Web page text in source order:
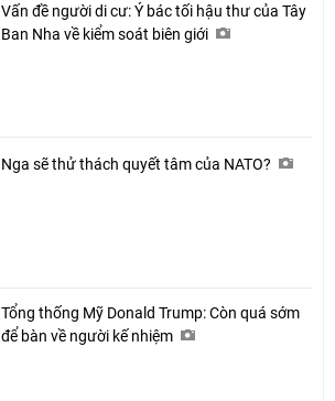
Vấn đề người di cư: Ý bác tối hậu thư của Tây
Ban Nha về kiểm soát biên giới
Nga sẽ thử thách quyết tâm của NATO?
Tổng thống Mỹ Donald Trump: Còn quá sớm
để bàn về người kế nhiệm